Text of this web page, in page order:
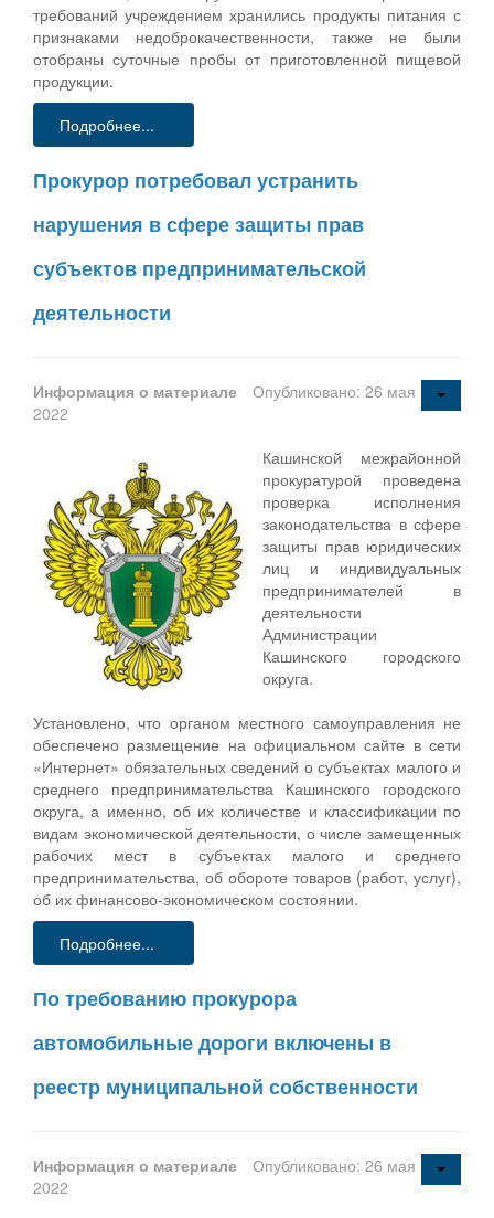
требований учреждением хранились продукты питания с
признаками недоброкачественности, также не были
отобраны суточные пробы от приготовленной пищевой
продукции.
Подробнее...
Прокурор потребовал устранить
нарушения в сфере защиты прав
субъектов предпринимательской
деятельности
Информация о материале
Опубликовано: 26 мая
2022
Кашинской межрайонной
прокуратурой проведена
проверка исполнения
законодательства в сфере
защиты прав юридических
лиц и индивидуальных
предпринимателей в
деятельности
Администрации
Кашинского городского
округа.
Установлено, что органом местного самоуправления не
обеспечено размещение на официальном сайте в сети
«Интернет» обязательных сведений о субъектах малого и
среднего предпринимательства Кашинского городского
округа, а именно, об их количестве и классификации по
видам экономической деятельности, о числе замещенных
рабочих мест в субъектах малого и среднего
предпринимательства, об обороте товаров (работ, услуг),
об их финансово-экономическом состоянии.
Подробнее...
По требованию прокурора
автомобильные дороги включены в
реестр муниципальной собственности
Информация о материале
Опубликовано: 26 мая
2022